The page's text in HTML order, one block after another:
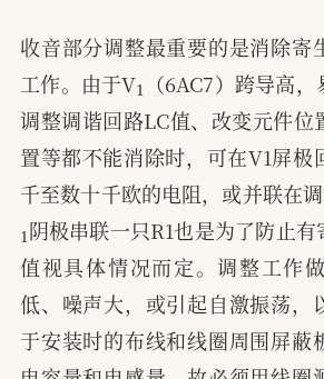
收音部分调整最重要的是消除寄
工作。由于V1 （6AC7）跨导高
调整调谐回路LC值、改变元件位
置等都不能消除时，可在V1屏极
千至数十千欧的电阻，或并联在
1阴极串联一只R1也是为了防止
值视具体情况而定。调整工作
低、噪声大，或引起自激振荡，
于安装时的布线和线圈周围屏蔽